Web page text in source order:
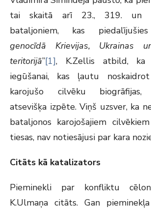
tai skaitā arī 23., 319. un
bataljoniem, kas
genocīdā Krievijas, Ukrainas
teritorijā”[1], K.Zellis atbild, ka
iegūšanai, kas ļautu
karojušo cilvēku biogrāfijas,
atsevišķa izpēte. Viņš uzsver, ka
bataljonos karojošajiem
tiesas, nav notiesājusi par kara
Citāts kā katalizators
Pieminekli par konfliktu
K.Ulmaņa citāts. Gan